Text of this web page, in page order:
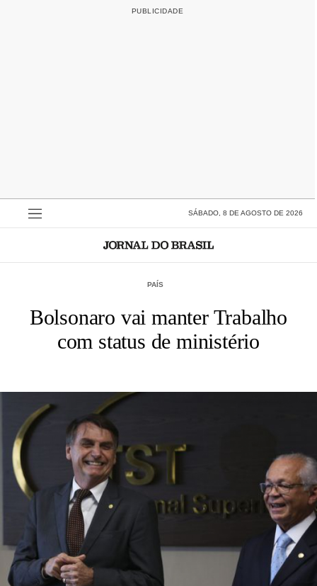
SÁBADO, 8 DE AGOSTO DE 2026
PAÍS
Bolsonaro vai manter Trabalho
com status de ministério